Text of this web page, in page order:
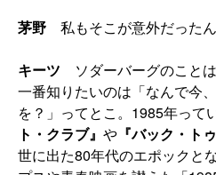
茅野 私もそこが意外だったん
キーツ ソダーバーグのこと
一番知りたいのは「なんで今
を？」ってとこ。1985年って
ト・クラブ』 や 『バック・ト
世に出た80年代のエポックと